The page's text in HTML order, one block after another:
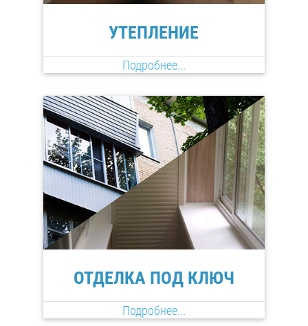
УТЕПЛЕНИЕ
Подробнее...
ОТДЕЛКА ПОД КЛЮЧ
Подробнее...